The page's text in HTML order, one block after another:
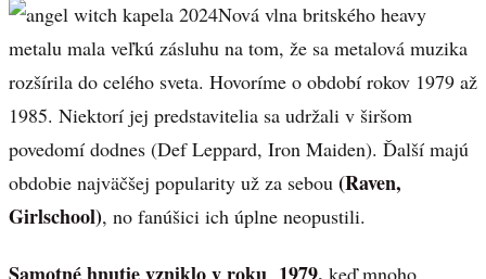
Nová vlna britského heavy
metalu mala veľkú zásluhu na tom, že sa metalová muzika
rozšírila do celého sveta. Hovoríme o období rokov 1979 až
1985. Niektorí jej predstavitelia sa udržali v širšom
povedomí dodnes (Def Leppard, Iron Maiden). Ďalší majú
obdobie najväčšej popularity už za sebou (Raven,
Girlschool), no fanúšici ich úplne neopustili.
keď mnoho